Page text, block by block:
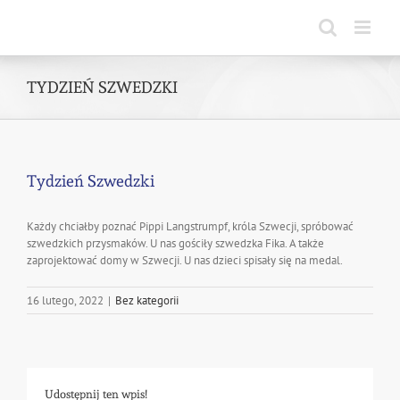
TYDZIEŃ SZWEDZKI
Tydzień Szwedzki
Każdy chciałby poznać Pippi Langstrumpf, króla Szwecji, spróbować
szwedzkich przysmaków. U nas gościły szwedzka Fika. A także
zaprojektować domy w Szwecji. U nas dzieci spisały się na medal.
16 lutego, 2022 | Bez kategorii
Udostępnij ten wpis!